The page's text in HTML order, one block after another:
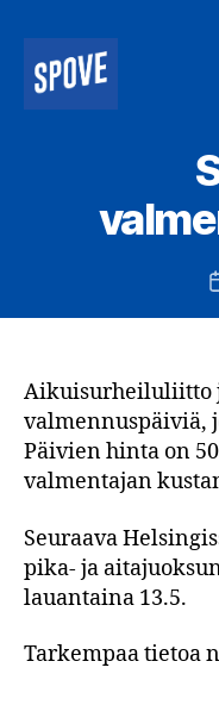
Aikuisurheiluliitto
valmennuspäiviä,
Päivien hinta on
valmentajan
Seuraava
pika- ja
lauantaina 13.5.
Tarkempaa tietoa